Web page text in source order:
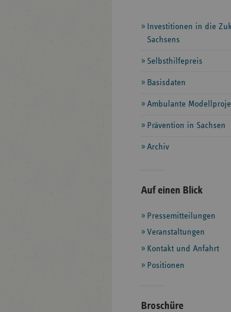
Seitennavigation
Investitionen in die
Sachsens
Selbsthilfepreis
Basisdaten
Ambulante
Prävention in Sachsen
Archiv
Seitenleiste
weiteren
Informationen
Auf einen Blick
Pressemitteilungen
Veranstaltungen
Kontakt und Anfahrt
Positionen
Broschüre